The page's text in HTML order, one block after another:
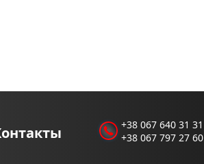
+38 067 640 31 31
+38 067 797 27 60